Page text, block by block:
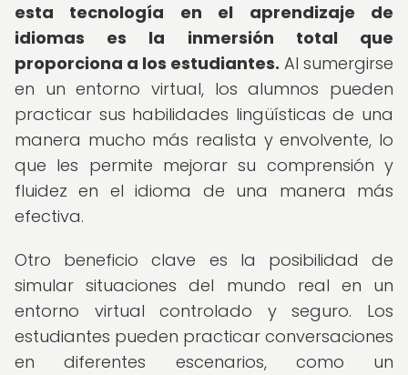
esta tecnología en el aprendizaje de
idiomas es la inmersión total que
proporciona a los estudiantes. Al sumergirse
en un entorno virtual, los alumnos pueden
practicar sus habilidades lingüísticas de una
manera mucho más realista y envolvente, lo
que les permite mejorar su comprensión y
fluidez en el idioma de una manera más
efectiva.
Otro beneficio clave es la posibilidad de
simular situaciones del mundo real en un
entorno virtual controlado y seguro. Los
estudiantes pueden practicar conversaciones
en diferentes escenarios, como un